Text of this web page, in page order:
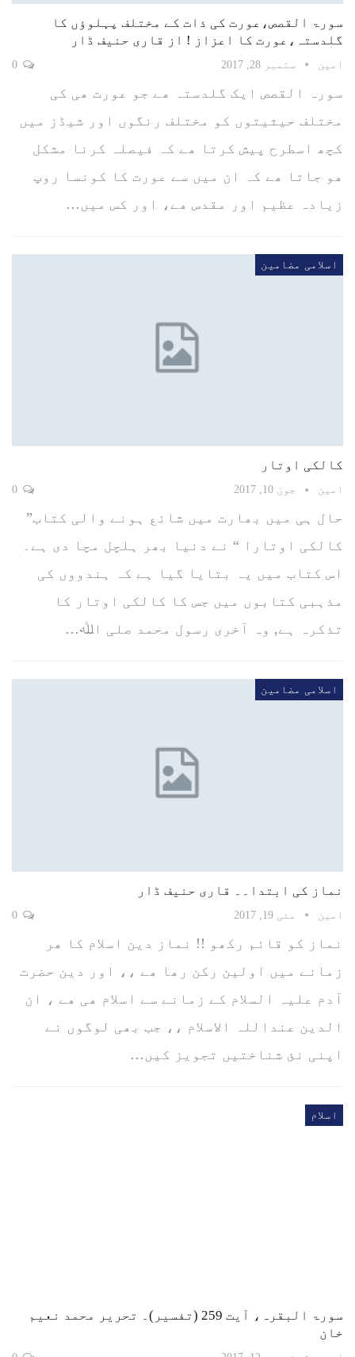
سورۃ القصص،عورت کی ذات کے مختلف پہلوؤں کا
گلدستہ،عورت کا اعزاز ! از قاری حنیف ڈار
امین ستمبر 28, 2017
سورہ القصص ایک گلدستہ ھے جو عورت ھی کی
مختلف حیثیتوں کو مختلف رنگوں اور شیڈز میں
کچھ اسطرح پیش کرتا ھے کہ فیصلہ کرنا مشکل
ھو جاتا ھے کہ ان میں سے عورت کا کونسا روپ
زیادہ عظیم اور مقدس ھے، اور کس میں…
اسلامی مضامین
کالکی اوتار
امین جون 10, 2017
حال ہی میں بھارت میں شائع ہونے والی کتاب”
کالکی اوتارا “ نے دنیا بھر ہلچل مچا دی ہے۔
اس کتاب میں يہ بتایا گیا ہے کہ ہندووں کی
مذہبی کتابوں میں جس کا کالکی اوتار کا
تذکرہ ہے, وہ آخری رسول محمد صلی اﷲ…
اسلامی مضامین
نماز کی ابتدا۔۔ قاری حنیف ڈار
امین مئی 19, 2017
نماز کو قائم رکھو !! نماز دین اسلام کا ھر
زمانے میں اولین رکن رھا ھے ،، اور دین حضرت
آدم علیہ السلام کے زمانے سے اسلام ھی ھے ، ان
الدین عنداللہ الاسلام ،، جب بھی لوگوں نے
اپنی نئ شناختیں تجویز کیں…
اسلام
سورۃ البقرہ، آیت 259 (تفسیر)۔ تحریر محمد نعیم
خان